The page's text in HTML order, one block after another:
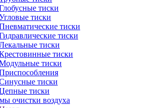
тиски
тиски
тиски
тиски
тиски
тиски
тиски
тиски
тиски
очистки воздуха